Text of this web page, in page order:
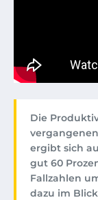
Die
ergibt sich
gut 60
Fallzahlen
dazu im